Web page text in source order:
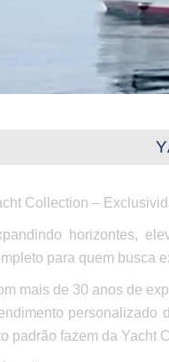
Collection –
horizontes,
para quem busca
mais de 30 anos de
personalizado
padrão fazem da Yacht